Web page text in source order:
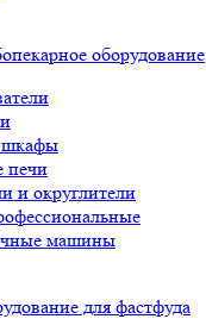
оборудование
шкафы
печи
и округлители
машины
для фастфуда